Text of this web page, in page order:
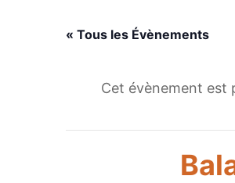
« Tous les Évènements
Cet évènement est